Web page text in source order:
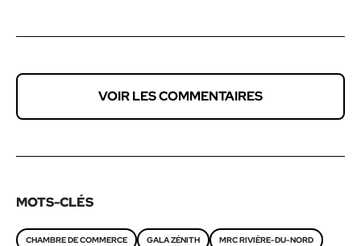
VOIR LES COMMENTAIRES
MOTS-CLÉS
CHAMBRE DE COMMERCE GALA ZÉNITH MRC RIVIÈRE-DU-NORD